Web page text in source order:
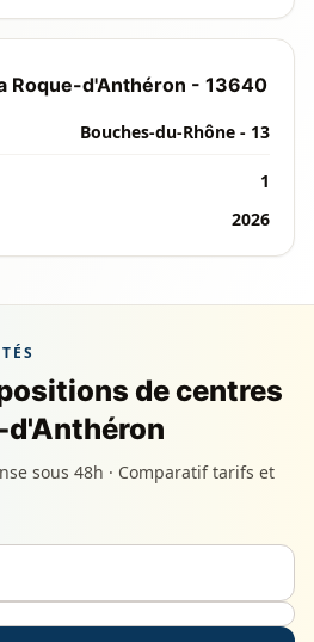
Roque-d'Anthéron - 13640
Bouches-du-Rhône - 13
1
2026
de centres
d'Anthéron
sous 48h · Comparatif tarifs et